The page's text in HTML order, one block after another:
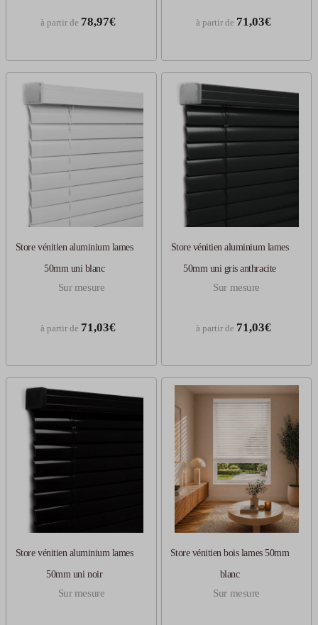
à partir de 78,97€ à partir de 71,03€
Store vénitien aluminium lames
50mm uni blanc
Sur mesure
à partir de 71,03€
Store vénitien aluminium lames
50mm uni gris anthracite
Sur mesure
à partir de 71,03€
Store vénitien aluminium lames
50mm uni noir
Sur mesure
Store vénitien bois lames 50mm
blanc
Sur mesure